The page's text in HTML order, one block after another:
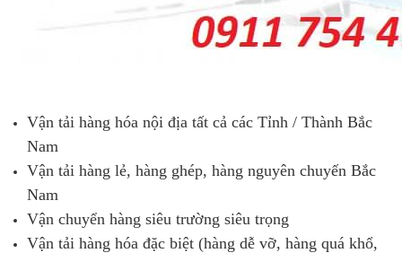
Vận tải hàng hóa nội địa tất cả các Tỉnh / Thành Bắc
Nam
Vận tải hàng lẻ, hàng ghép, hàng nguyên chuyến Bắc
Nam
Vận chuyển hàng siêu trường siêu trọng
Vận tải hàng hóa đặc biệt (hàng dễ vỡ, hàng quá khổ,